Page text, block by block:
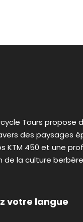
Tours propose
des paysages
KTM 450 et une
de la culture
votre langue